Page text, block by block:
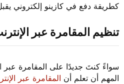
كطريقة دفع في كازينو إلكتروني يقبل
تنظيم المقامرة عبر
سواءً كنتَ جديدًا على المقامرة عبر
المهم أن تعلم أنالمقامرة عبر